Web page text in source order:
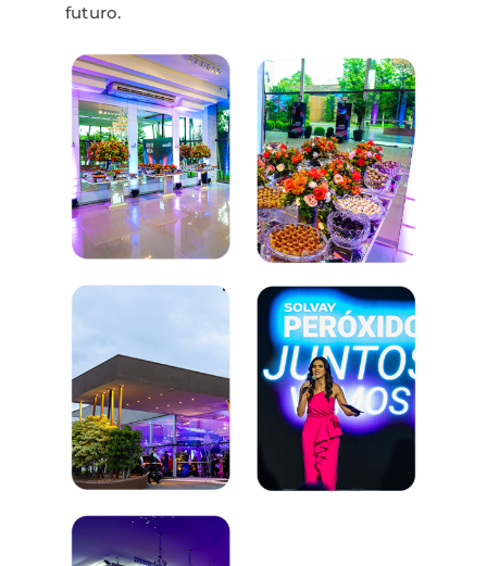
futuro.